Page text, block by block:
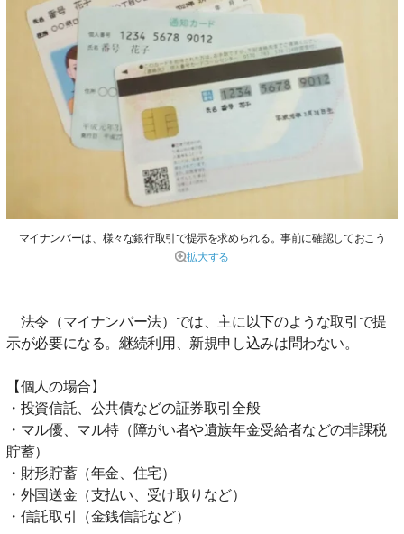
マイナンバーは、様々な銀行取引で提示を求められる。事前に確認しておこう
拡大する
法令（マイナンバー法）では、主に以下のような取引で提
示が必要になる。継続利用、新規申し込みは問わない。
【個人の場合】
・投資信託、公共債などの証券取引全般
・マル優、マル特（障がい者や遺族年金受給者などの非課税
貯蓄）
・財形貯蓄（年金、住宅）
・外国送金（支払い、受け取りなど）
・信託取引（金銭信託など）